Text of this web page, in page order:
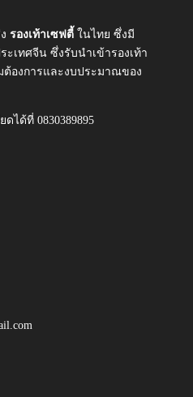
รองเท้าเซฟตี้ ในไทย ซึ่งมี
ะเทศจีน ซึ่งรับนำเข้ารองเท้า
องการและงบประมาณของ
ได้ที่ 0830389895